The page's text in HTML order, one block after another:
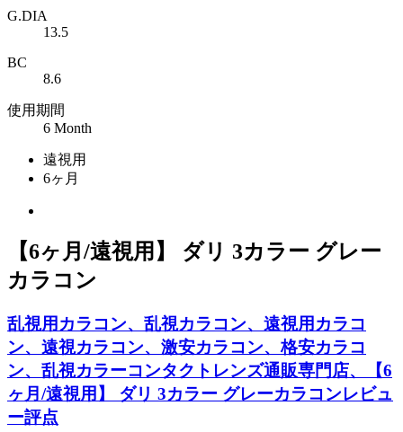
G.DIA
13.5
BC
8.6
使用期間
6 Month
遠視用
6ヶ月
【6ヶ月/遠視用】 ダリ 3カラー グレー
カラコン
乱視用カラコン、乱視カラコン、遠視用カラコ
ン、遠視カラコン、激安カラコン、格安カラコ
ン、乱視カラーコンタクトレンズ通販専門店、【6
ヶ月/遠視用】 ダリ 3カラー グレーカラコンレビュ
ー評点